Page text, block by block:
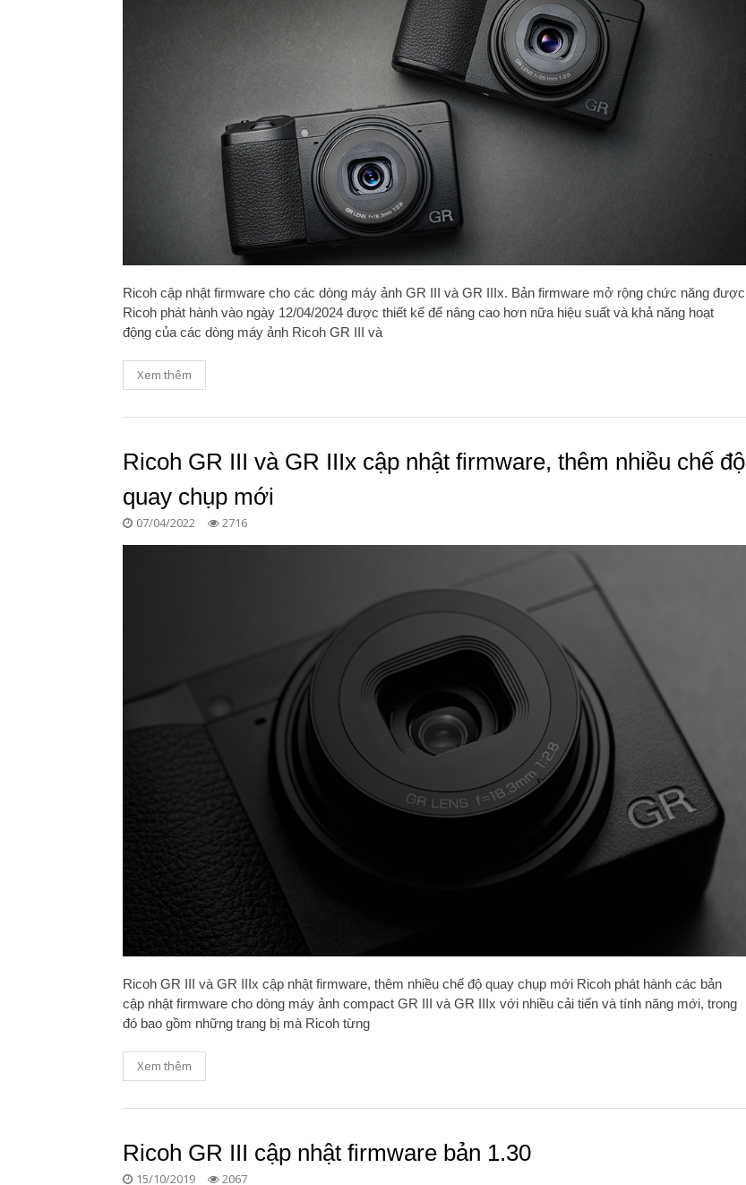
Ricoh cập nhật firmware cho các dòng máy ảnh GR III và GR IIIx. Bản firmware mở rộng chức năng được
Ricoh phát hành vào ngày 12/04/2024 được thiết kế để nâng cao hơn nữa hiệu suất và khả năng hoạt
động của các dòng máy ảnh Ricoh GR III và
Xem thêm
Ricoh GR III và GR IIIx cập nhật firmware, thêm nhiều chế độ
quay chụp mới
07/04/2022 2716
Ricoh GR III và GR IIIx cập nhật firmware, thêm nhiều chế độ quay chụp mới Ricoh phát hành các bản
cập nhật firmware cho dòng máy ảnh compact GR III và GR IIIx với nhiều cải tiến và tính năng mới, trong
đó bao gồm những trang bị mà Ricoh từng
Xem thêm
Ricoh GR III cập nhật firmware bản 1.30
15/10/2019 2067